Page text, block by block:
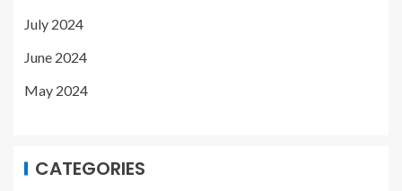
July 2024
June 2024
May 2024
CATEGORIES